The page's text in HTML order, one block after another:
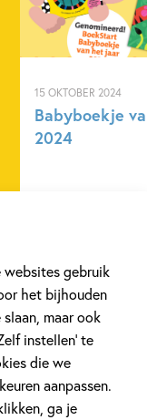
websites gebruik
het bijhouden
maar ook
instellen’ te
die we
aanpassen.
ga je
Blay
15 OKTOBER 2024
Babyboekje
2024